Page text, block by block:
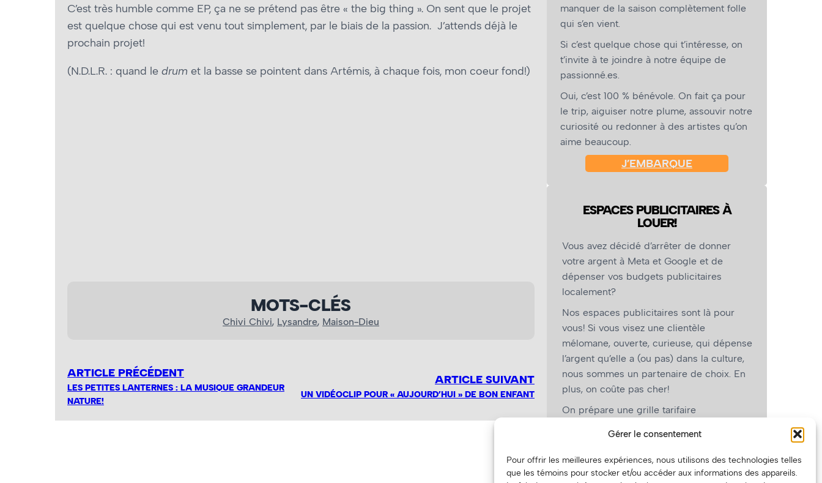
Gérer le consentement
Pour offrir les meilleures expériences, nous utilisons des technologies telles
que les témoins pour stocker et/ou accéder aux informations des appareils.
C’est très humble comme EP, ça ne se prétend pas être « the big thing ». On sent que le projet
est quelque chose qui est venu tout simplement, par le biais de la passion. J’attends déjà le
prochain projet!
(N.D.L.R. : quand le drum et la basse se pointent dans Artémis, à chaque fois, mon cœur fond!)
MOTS-CLÉS
Chivi Chivi, Lysandre, Maison-Dieu
ARTICLE PRÉCÉDENT
LES PETITES LANTERNES : LA MUSIQUE GRANDEUR
NATURE!
ARTICLE SUIVANT
UN VIDÉOCLIP POUR « AUJOURD’HUI » DE BON ENFANT
manquer de la saison complètement folle
qui s’en vient.
Si c’est quelque chose qui t’intéresse, on
t’invite à te joindre à notre équipe de
passionné.es.
Oui, c’est 100 % bénévole. On fait ça pour
le trip, aiguiser notre plume, assouvir notre
curiosité ou redonner à des artistes qu’on
aime beaucoup.
J’EMBARQUE
ESPACES PUBLICITAIRES À
LOUER!
Vous avez décidé d’arrêter de donner
votre argent à Meta et Google et de
dépenser vos budgets publicitaires
localement?
Nos espaces publicitaires sont là pour
vous! Si vous visez une clientèle
mélomane, ouverte, curieuse, qui dépense
l’argent qu’elle a (ou pas) dans la culture,
nous sommes un partenaire de choix. En
plus, on coûte pas cher!
On prépare une grille tarifaire
vous, les artistes!)